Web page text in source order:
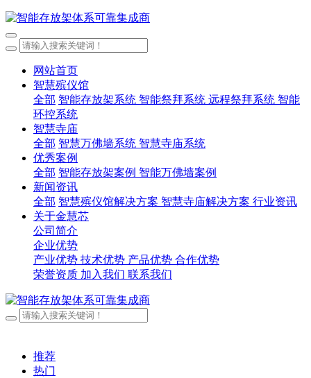
网站首页
智慧殡仪馆
全部 智能存放架系统 智能祭拜系统 远程祭拜系统 智能
环控系统
智慧寺庙
全部 智慧万佛墙系统 智慧寺庙系统
优秀案例
全部 智能存放架案例 智能万佛墙案例
新闻资讯
全部 智慧殡仪馆解决方案 智慧寺庙解决方案 行业资讯
关于金慧芯
公司简介
企业优势
产业优势 技术优势 产品优势 合作优势
荣誉资质 加入我们 联系我们
推荐
热门